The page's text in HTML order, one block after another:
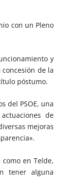
con un Pleno
y
de la
póstumo.
del PSOE, una
de
mejoras
en Telde,
tener alguna